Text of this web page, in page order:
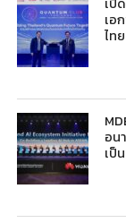
เอ
ไท
อน
เป็